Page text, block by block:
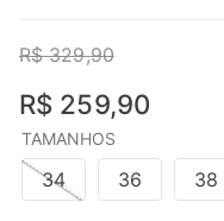
R$ 329,90
R$ 259,90
TAMANHOS
34 36 38